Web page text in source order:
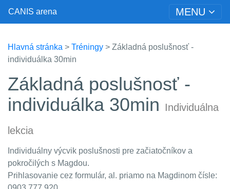
CANIS arena MENU
Hlavná stránka > Tréningy > Základná poslušnosť -
individuálka 30min
Základná poslušnosť -
individuálka 30min
Individuálna
lekcia
Individuálny výcvik poslušnosti pre začiatočníkov a
pokročilých s Magdou.
Prihlasovanie cez formulár, al. priamo na Magdinom čísle: